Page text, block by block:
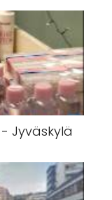
Jyväskylä